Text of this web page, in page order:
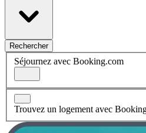
Rechercher
Séjournez avec Booking.com
Trouvez un logement avec